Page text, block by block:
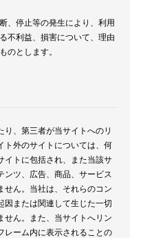
、停止等の発生により、利用
不利益、損害について、理由
のとします。
、第三者が当サイトへのリ
ト外のサイトについては、何
イトに包括され、また当該サ
ツ、広告、商品、サービス
せん。当社は、それらのコン
因または関連して生じた一切
せん。また、当サイトへリン
レーム内に表示されることの